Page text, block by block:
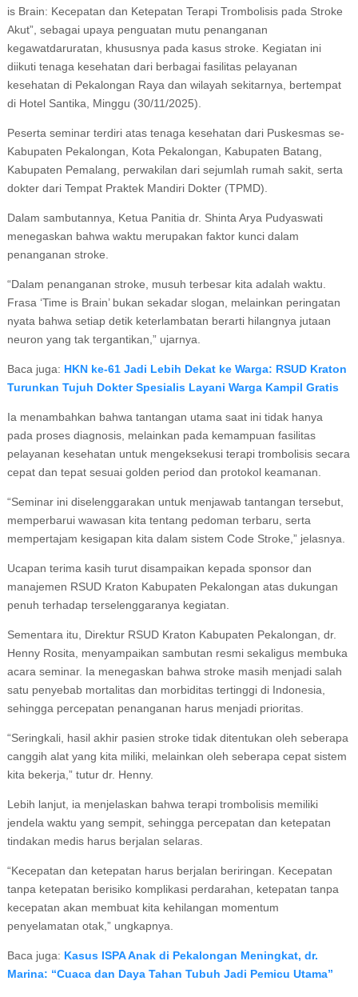
is Brain: Kecepatan dan Ketepatan Terapi Trombolisis pada Stroke
Akut”, sebagai upaya penguatan mutu penanganan
kegawatdaruratan, khususnya pada kasus stroke. Kegiatan ini
diikuti tenaga kesehatan dari berbagai fasilitas pelayanan
kesehatan di Pekalongan Raya dan wilayah sekitarnya, bertempat
di Hotel Santika, Minggu (30/11/2025).
Peserta seminar terdiri atas tenaga kesehatan dari Puskesmas se-
Kabupaten Pekalongan, Kota Pekalongan, Kabupaten Batang,
Kabupaten Pemalang, perwakilan dari sejumlah rumah sakit, serta
dokter dari Tempat Praktek Mandiri Dokter (TPMD).
Dalam sambutannya, Ketua Panitia dr. Shinta Arya Pudyaswati
menegaskan bahwa waktu merupakan faktor kunci dalam
penanganan stroke.
“Dalam penanganan stroke, musuh terbesar kita adalah waktu.
Frasa ‘Time is Brain’ bukan sekadar slogan, melainkan peringatan
nyata bahwa setiap detik keterlambatan berarti hilangnya jutaan
neuron yang tak tergantikan,” ujarnya.
Baca juga: HKN ke-61 Jadi Lebih Dekat ke Warga: RSUD Kraton
Turunkan Tujuh Dokter Spesialis Layani Warga Kampil Gratis
Ia menambahkan bahwa tantangan utama saat ini tidak hanya
pada proses diagnosis, melainkan pada kemampuan fasilitas
pelayanan kesehatan untuk mengeksekusi terapi trombolisis secara
cepat dan tepat sesuai golden period dan protokol keamanan.
“Seminar ini diselenggarakan untuk menjawab tantangan tersebut,
memperbarui wawasan kita tentang pedoman terbaru, serta
mempertajam kesigapan kita dalam sistem Code Stroke,” jelasnya.
Ucapan terima kasih turut disampaikan kepada sponsor dan
manajemen RSUD Kraton Kabupaten Pekalongan atas dukungan
penuh terhadap terselenggaranya kegiatan.
Sementara itu, Direktur RSUD Kraton Kabupaten Pekalongan, dr.
Henny Rosita, menyampaikan sambutan resmi sekaligus membuka
acara seminar. Ia menegaskan bahwa stroke masih menjadi salah
satu penyebab mortalitas dan morbiditas tertinggi di Indonesia,
sehingga percepatan penanganan harus menjadi prioritas.
“Seringkali, hasil akhir pasien stroke tidak ditentukan oleh seberapa
canggih alat yang kita miliki, melainkan oleh seberapa cepat sistem
kita bekerja,” tutur dr. Henny.
Lebih lanjut, ia menjelaskan bahwa terapi trombolisis memiliki
jendela waktu yang sempit, sehingga percepatan dan ketepatan
tindakan medis harus berjalan selaras.
“Kecepatan dan ketepatan harus berjalan beriringan. Kecepatan
tanpa ketepatan berisiko komplikasi perdarahan, ketepatan tanpa
kecepatan akan membuat kita kehilangan momentum
penyelamatan otak,” ungkapnya.
Baca juga: Kasus ISPA Anak di Pekalongan Meningkat, dr.
Marina: “Cuaca dan Daya Tahan Tubuh Jadi Pemicu Utama”